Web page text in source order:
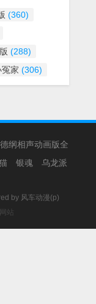
(360)
(288)
家 (306)
纲相声动画版全
银魂
乌龙派
by 风车动漫(p)
站